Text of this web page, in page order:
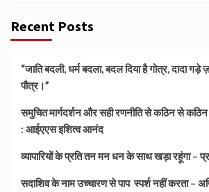
Recent Posts
“जाति बदली, धर्म बदला, बदल दिया है गोत्र, दादा गड़े
पौत्र।”
समुचित मार्गदर्शन और सही रणनीति से कठिन से
: आईएएस इशित्व आनंद
व्यापारियों के प्रति तन मन धन के साथ खड़ा रहूंगा –
सदाशिव के नाम उच्चारण से पाप स्पर्श नहीं करता –